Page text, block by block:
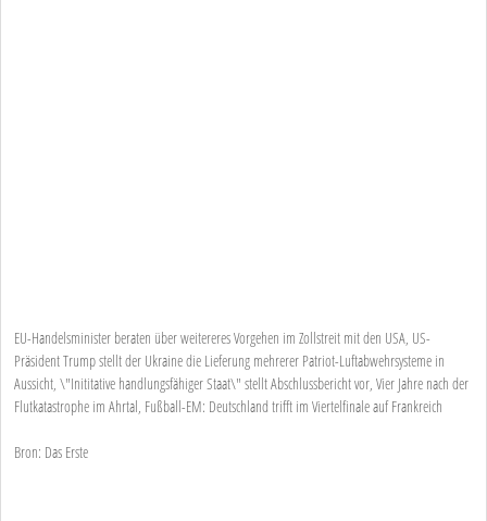
EU-Handelsminister beraten über weitereres Vorgehen im Zollstreit mit den USA, US-
Präsident Trump stellt der Ukraine die Lieferung mehrerer Patriot-Luftabwehrsysteme in
Aussicht, \"Inititative handlungsfähiger Staat\" stellt Abschlussbericht vor, Vier Jahre nach der
Flutkatastrophe im Ahrtal, Fußball-EM: Deutschland trifft im Viertelfinale auf Frankreich
Bron: Das Erste